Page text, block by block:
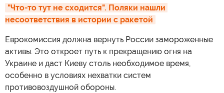
"Что-то тут не сходится". Поляки нашли
несоответствия в истории с ракетой
Еврокомиссия должна вернуть России замороженные
активы. Это откроет путь к прекращению огня на
Украине и даст Киеву столь необходимое время,
особенно в условиях нехватки систем
противовоздушной обороны.